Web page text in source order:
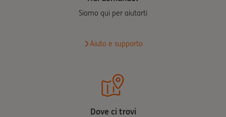
Siamo qui per aiutarti
Aiuto e supporto
Dove ci trovi